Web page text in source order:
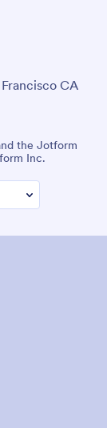
CA
the Jotform
Inc.